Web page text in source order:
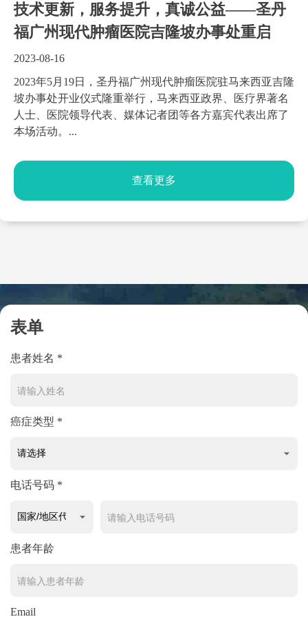
技术更新，服务提升，真诚公益——圣丹
福广州现代肿瘤医院吉隆坡办事处重启
2023-08-16
2023年5月19日，圣丹福广州现代肿瘤医院驻马来西亚吉隆
坡办事处开业仪式隆重举行，马来西亚政界、医疗界著名
人士、医院领导代表、媒体记者团等各方嘉宾代表出席了
本场活动。...
查看更多
表单
患者姓名 *
癌症类型 *
电话号码 *
患者年龄
Email